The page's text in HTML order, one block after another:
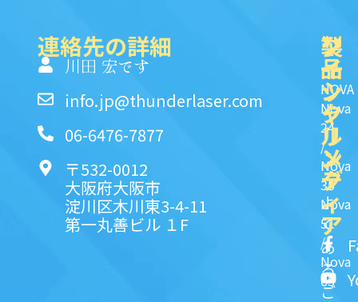
連絡先の詳細
川田 宏です
info.jp@thunderlaser.com
06-6476-7877
〒532-0012
大阪府大阪市
淀川区木川東3-4-11
第一丸善ビル １F
製
品
NOVA
Nova
24
/
Nova
35
Nova
51
/
Nova
63
ク
イ
ッ
ク
リ
ン
ク
よ
く
あ
る
ご
ソ
一
シ
ャ
ル
メ
デ
ィ
ア